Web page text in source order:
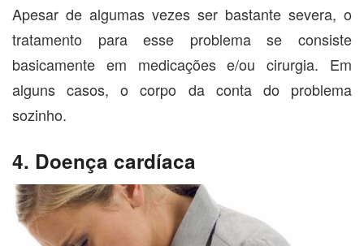
Apesar de algumas vezes ser bastante severa, o
tratamento para esse problema se consiste
basicamente em medicações e/ou cirurgia. Em
alguns casos, o corpo da conta do problema
sozinho.
4. Doença cardíaca